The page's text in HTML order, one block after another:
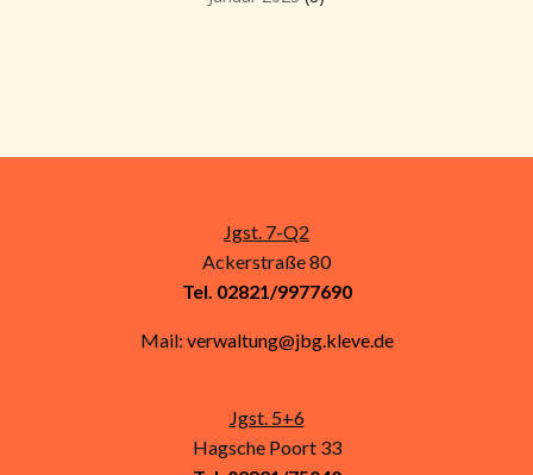
Jgst. 7-Q2
Ackerstraße 80
Tel. 02821/9977690
Mail: verwaltung@jbg.kleve.de
Jgst. 5+6
Hagsche Poort 33